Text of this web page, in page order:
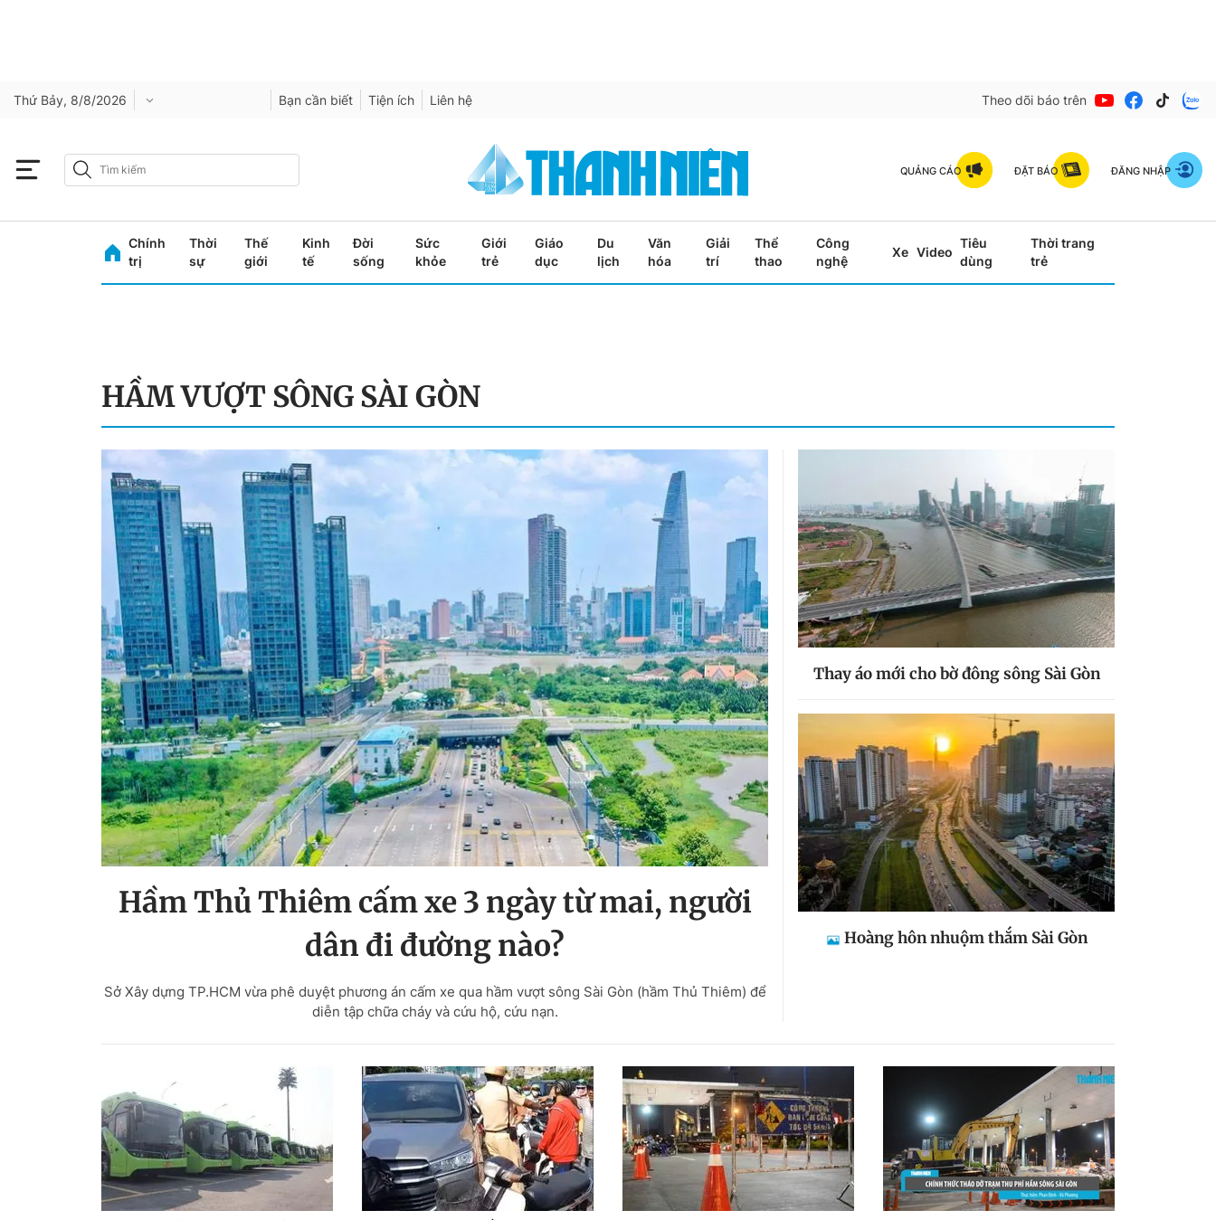
Thứ Bảy, 8/8/2026 Bạn cần biết Tiện ích Liên hệ Theo dõi báo trên
QUẢNG CÁO ĐẶT BÁO ĐĂNG NHẬP
Chính
trị
Thời
sự
Thế
giới
Kinh
tế
Đời
sống
Sức
khỏe
Giới
trẻ
Giáo
dục
Du
lịch
Văn
hóa
Giải
trí
Thể
thao
Công
nghệ
Xe Video
Tiêu
dùng
Thời trang
trẻ
HẦM VƯỢT SÔNG SÀI GÒN
Hầm Thủ Thiêm cấm xe 3 ngày từ mai, người
dân đi đường nào?
Sở Xây dựng TP.HCM vừa phê duyệt phương án cấm xe qua hầm vượt sông Sài Gòn (hầm Thủ Thiêm) để
diễn tập chữa cháy và cứu hộ, cứu nạn.
Thay áo mới cho bờ đông sông Sài Gòn
Hoàng hôn nhuộm thắm Sài Gòn